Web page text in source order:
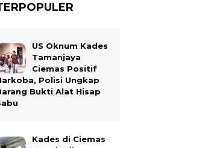
US Oknum Kades
Tamanjaya
Ciemas Positif
Polisi Ungkap
Bukti Alat Hisap
Kades di Ciemas